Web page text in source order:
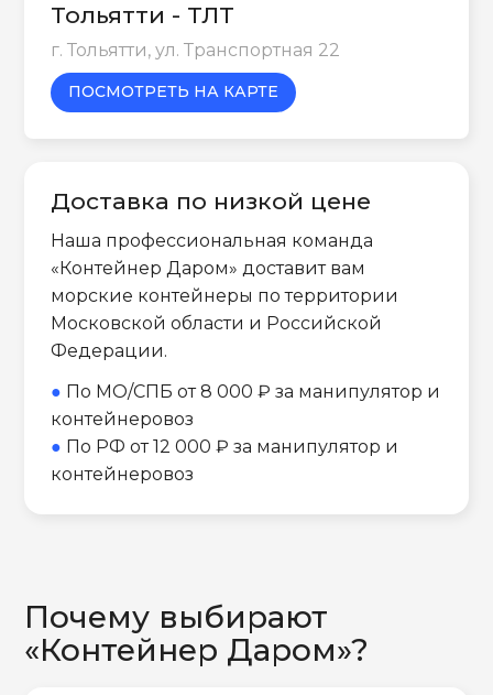
Тольятти - ТЛТ
г. Тольятти, ул. Транспортная 22
ПОСМОТРЕТЬ НА КАРТЕ
Доставка по низкой цене
Наша профессиональная команда
«Контейнер Даром» доставит вам
морские контейнеры по территории
Московской области и Российской
Федерации.
● По МО/СПБ от 8 000 ₽ за манипулятор и
контейнеровоз
● По РФ от 12 000 ₽ за манипулятор и
контейнеровоз
Почему выбирают
«Контейнер Даром»?